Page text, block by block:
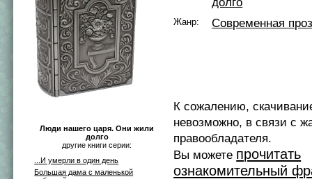
Люди нашего царя. Они жили
долго
другие книги серии:
...И умерли в один день
Большая дама с маленькой
Жанр: Современная
К сожалению,
невозможно, в связи с
правообладателя.
Вы можете прочитать
ознакомительный